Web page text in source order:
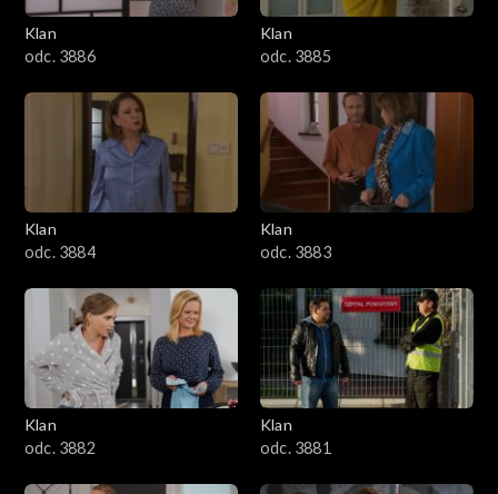
2001–2100
1901–2000
1801–1900
1701–1800
1601–1700
1501–1600
1401–1500
1301–1400
1201–1300
Klan
odc. 3886
Klan
odc. 3885
Klan
odc. 3884
Klan
odc. 3883
Klan
odc. 3882
Klan
odc. 3881